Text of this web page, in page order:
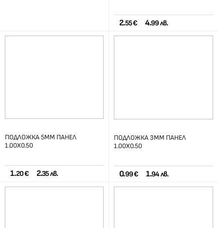
2.55 € 4.99 лв.
ПОДЛОЖКА 5ММ ПАНЕЛ
1.00Х0.50
1.20 € 2.35 лв.
ПОДЛОЖКА 3ММ ПАНЕЛ
1.00Х0.50
0.99 € 1.94 лв.